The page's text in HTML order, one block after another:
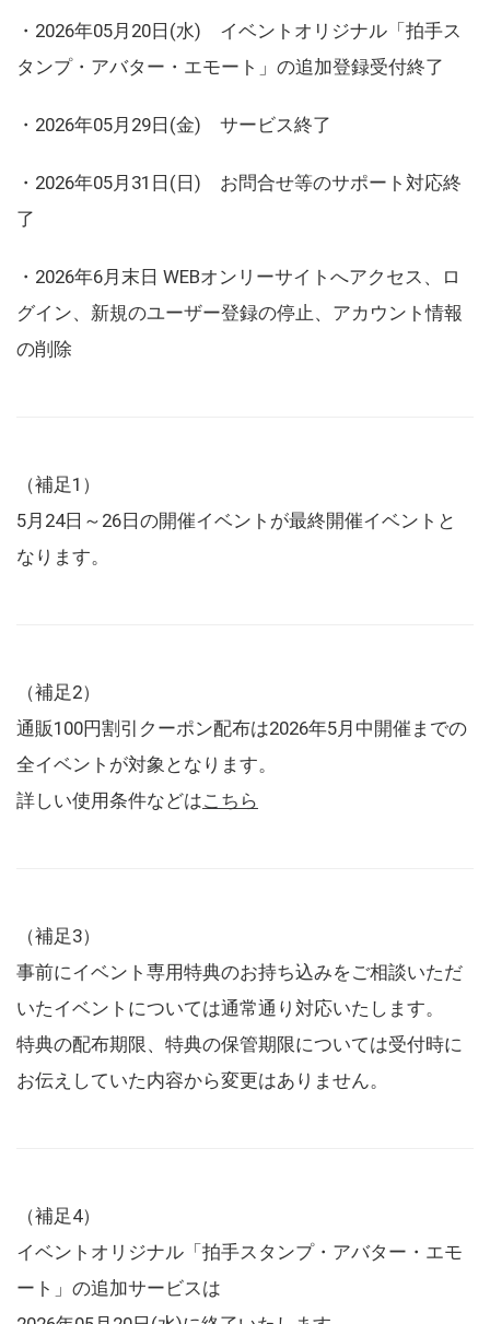
・2026年05月20日(水) イベントオリジナル「拍手ス
タンプ・アバター・エモート」の追加登録受付終了
・2026年05月29日(金) サービス終了
・2026年05月31日(日) お問合せ等のサポート対応終
了
・2026年6月末日 WEBオンリーサイトへアクセス、ロ
グイン、新規のユーザー登録の停止、アカウント情報
の削除
（補足1）
5月24日～26日の開催イベントが最終開催イベントと
なります。
（補足2）
通販100円割引クーポン配布は2026年5月中開催までの
全イベントが対象となります。
詳しい使用条件などはこちら
（補足3）
事前にイベント専用特典のお持ち込みをご相談いただ
いたイベントについては通常通り対応いたします。
特典の配布期限、特典の保管期限については受付時に
お伝えしていた内容から変更はありません。
（補足4）
イベントオリジナル「拍手スタンプ・アバター・エモ
ート」の追加サービスは